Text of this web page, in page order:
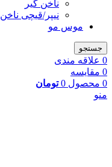
ناخن گیر
نیپر/قیچی ناخن
موس مو
جستجو
0 علاقه مندی
0 مقایسه
0 محصول 0 تومان
منو